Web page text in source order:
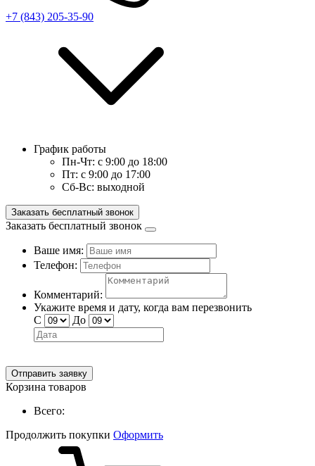
+7 (843) 205-35-90
График работы
Пн-Чт: с 9:00 до 18:00
Пт: с 9:00 до 17:00
Сб-Вс: выходной
Заказать бесплатный звонок
Заказать бесплатный звонок
Ваше имя:
Телефон:
Комментарий:
Укажите время и дату, когда вам перезвонить
С
До
Отправить заявку
Корзина товаров
Всего:
Продолжить покупки Оформить